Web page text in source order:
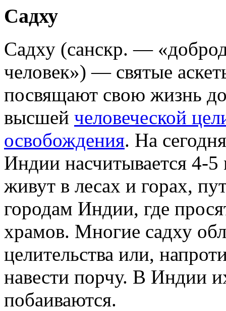
Садху
Садху (санскр. —
человек») — святые
посвящают свою жизнь
высшей человеческой
освобождения. На
Индии насчитывается 4-
живут в лесах и горах,
городам Индии, где
храмов. Многие садху
целительства или,
навести порчу. В Индии
побаиваются.